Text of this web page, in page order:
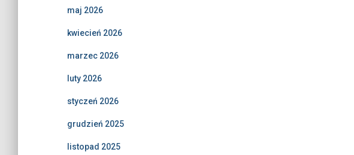
maj 2026
kwiecień 2026
marzec 2026
luty 2026
styczeń 2026
grudzień 2025
listopad 2025